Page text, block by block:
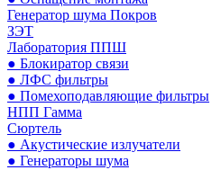
Генератор шума Покров
ЗЭТ
Лаборатория ППШ
● Блокиратор связи
● ЛФС фильтры
● Помехоподавляющие фильтры
НПП Гамма
Сюртель
● Акустические излучатели
● Генераторы шума